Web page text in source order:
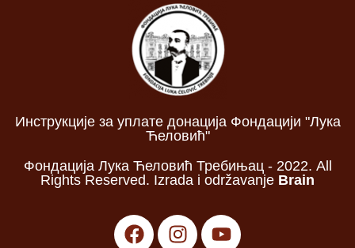
Инструкције за уплате донација Фондацији "Лука
Ћеловић"
Фондација Лука Ћеловић Требињац - 2022. All
Rights Reserved. Izrada i održavanje Brain